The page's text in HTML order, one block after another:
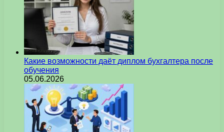
Какие возможности даёт диплом бухгалтера после
обучения
05.06.2026